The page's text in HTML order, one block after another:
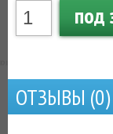
под
ОТЗЫВЫ (0)